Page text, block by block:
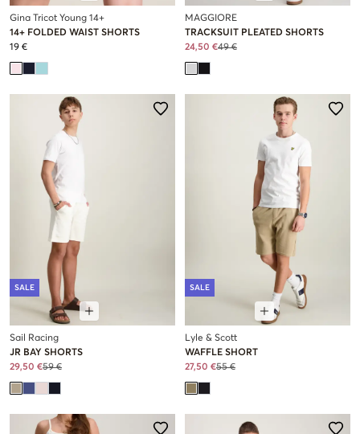
Gina Tricot Young 14+
14+ FOLDED WAIST SHORTS
19 €
MAGGIORE
TRACKSUIT PLEATED SHORTS
24,50 €49 €
SALE
Sail Racing
JR BAY SHORTS
29,50 €59 €
SALE
Lyle & Scott
WAFFLE SHORT
27,50 €55 €